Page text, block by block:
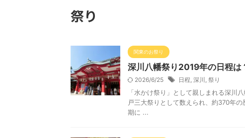
祭り
関東のお祭り
深川八幡祭り2019年の日程は
2026/6/25 日程, 深川 , 祭り
「水かけ祭り」として親しまれる深川
戸三大祭りとして数えられ、約370年
期に ...